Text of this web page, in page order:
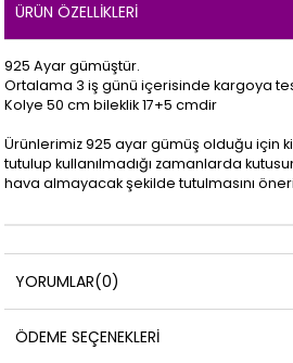
ÜRÜN ÖZELLIKLERI
925 Ayar gümüştür.
Ortalama 3 iş günü içerisinde kargoya
Kolye 50 cm bileklik 17+5 cmdir
Ürünlerimiz 925 ayar gümüş olduğu için
tutulup kullanılmadığı zamanlarda
hava almayacak şekilde tutulmasını
YORUMLAR(0)
ÖDEME SEÇENEKLERI